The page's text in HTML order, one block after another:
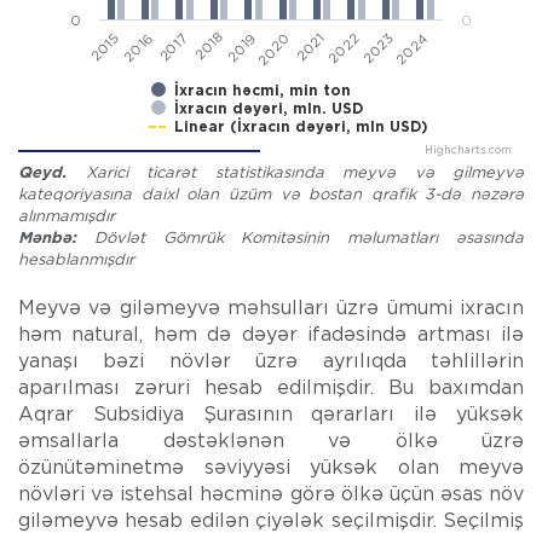
İxracın həcmi, min ton
İxracın dəyəri, mln. USD
Linear (İxracın dəyəri, mln USD)
20152016 2017 201820192020 2021202220232024
0 0
Highcharts.com
End of interactive chart.
Qeyd. Xarici ticarət statistikasında meyvə və gilmeyvə
kateqoriyasına daixl olan üzüm və bostan qrafik 3-də nəzərə
alınmamışdır
Mənbə:Dövlət Gömrük Komitəsinin məlumatları əsasında
hesablanmışdır
Meyvə və giləmeyvə məhsulları üzrə ümumi ixracın
həm natural, həm də dəyər ifadəsində artması ilə
yanaşı bəzi növlər üzrə ayrılıqda təhlillərin
aparılması zəruri hesab edilmişdir. Bu baxımdan
Aqrar Subsidiya Şurasının qərarları ilə yüksək
əmsallarla dəstəklənən və ölkə üzrə
özünütəminetmə səviyyəsi yüksək olan meyvə
növləri və istehsal həcminə görə ölkə üçün əsas növ
giləmeyvə hesab edilən çiyələk seçilmişdir. Seçilmiş